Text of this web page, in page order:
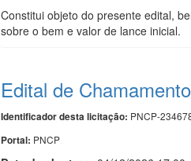
Constitui objeto do presente edital,
sobre o bem e valor de lance inicial.
Edital de
Identificador desta licitação: PNCP-
Portal: PNCP